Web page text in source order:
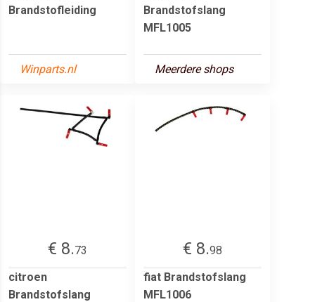
Brandstofleiding
Winparts.nl
Brandstofslang
MFL1005
Meerdere shops
€ 8.73
citroen
Brandstofslang
€ 8.98
fiat Brandstofslang
MFL1006